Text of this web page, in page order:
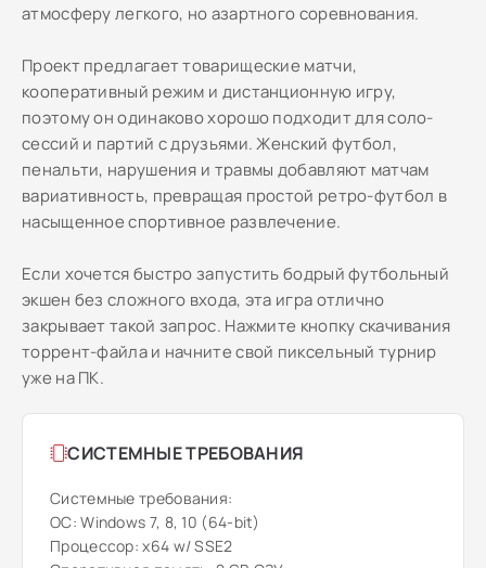
атмосферу легкого, но азартного соревнования.
Проект предлагает товарищеские матчи,
кооперативный режим и дистанционную игру,
поэтому он одинаково хорошо подходит для соло-
сессий и партий с друзьями. Женский футбол,
пенальти, нарушения и травмы добавляют матчам
вариативность, превращая простой ретро-футбол в
насыщенное спортивное развлечение.
Если хочется быстро запустить бодрый футбольный
экшен без сложного входа, эта игра отлично
закрывает такой запрос. Нажмите кнопку скачивания
торрент-файла и начните свой пиксельный турнир
уже на ПК.
СИСТЕМНЫЕ ТРЕБОВАНИЯ
Системные требования:
ОС: Windows 7, 8, 10 (64-bit)
Процессор: x64 w/ SSE2